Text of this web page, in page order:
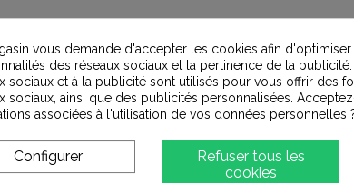
vous demande d'accepter les cookies afin
des réseaux sociaux et la pertinence de la
sociaux et à la publicité sont utilisés pour vous offrir des
sociaux, ainsi que des publicités personnalisées.
associées à l'utilisation de vos données personnelles
Refuser tous les
cookies
Configurer